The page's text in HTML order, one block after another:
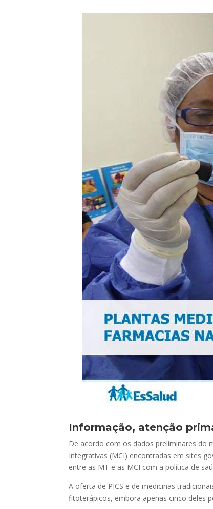
Informação, atenção
De acordo com os dados preliminares do
Integrativas (MCI) encontradas em sites
entre as MT e as MCI com a política de
A oferta de PICS e de medicinas
fitoterápicos, embora apenas cinco deles